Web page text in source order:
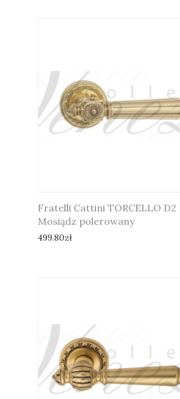
Fratelli Cattini TORCELLO D2
Mosiądz polerowany
499.80zł